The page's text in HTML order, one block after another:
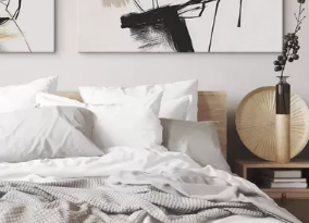
кольори
запаху
полотна